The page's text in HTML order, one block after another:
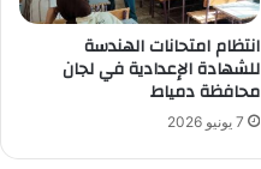
انتظام امتحانات الهندسة
للشهادة الإعدادية في لجان
محافظة دمياط
7 يونيو 2026